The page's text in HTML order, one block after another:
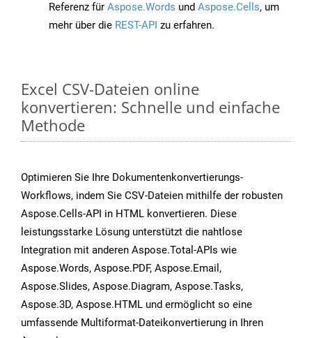
Referenz für Aspose.Words und Aspose.Cells, um
mehr über die REST-API zu erfahren.
Excel CSV-Dateien online
konvertieren: Schnelle und einfache
Methode
Optimieren Sie Ihre Dokumentenkonvertierungs-
Workflows, indem Sie CSV-Dateien mithilfe der robusten
Aspose.Cells-API in HTML konvertieren. Diese
leistungsstarke Lösung unterstützt die nahtlose
Integration mit anderen Aspose.Total-APIs wie
Aspose.Words, Aspose.PDF, Aspose.Email,
Aspose.Slides, Aspose.Diagram, Aspose.Tasks,
Aspose.3D, Aspose.HTML und ermöglicht so eine
umfassende Multiformat-Dateikonvertierung in Ihren